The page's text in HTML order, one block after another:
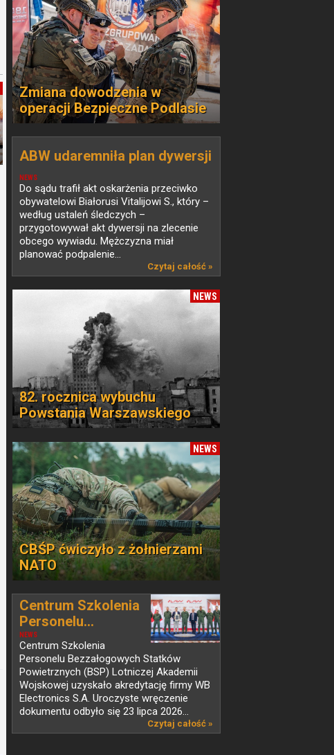
Zmiana dowodzenia w
operacji Bezpieczne Podlasie
NEWS
ABW udaremniła plan dywersji
Do sądu trafił akt oskarżenia przeciwko
obywatelowi Białorusi Vitalijowi S., który –
według ustaleń śledczych –
przygotowywał akt dywersji na zlecenie
obcego wywiadu. Mężczyzna miał
planować podpalenie...
Czytaj całość »
NEWS
82. rocznica wybuchu
Powstania Warszawskiego
NEWS
CBŚP ćwiczyło z żołnierzami
NATO
NEWS
Centrum Szkolenia
Personelu...
Centrum Szkolenia
Personelu Bezzałogowych Statków
Powietrznych (BSP) Lotniczej Akademii
Wojskowej uzyskało akredytację firmy WB
Electronics S.A. Uroczyste wręczenie
dokumentu odbyło się 23 lipca 2026...
Czytaj całość »